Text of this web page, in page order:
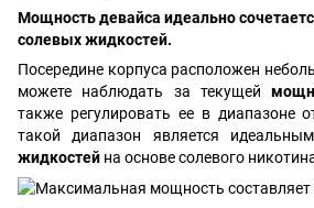
Мощность девайса идеально
солевых жидкостей.
Посередине корпуса расположен
можете наблюдать за текущей
также регулировать ее в диапазоне
такой диапазон является
жидкостей на основе солевого